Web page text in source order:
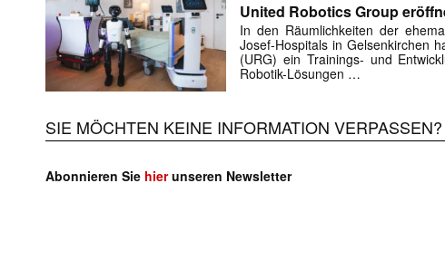
United Robotics Group
In den Räumlichkeiten der
Josef-Hospitals in Gelsenkirchen
(URG) ein Trainings- und
Robotik-Lösungen …
SIE MÖCHTEN KEINE INFORMATION VERPASSEN?
Abonnieren Sie hierunseren Newsletter